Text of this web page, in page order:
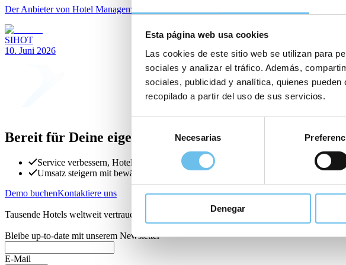
Esta página web usa cookies
Las cookies de este sitio web se utilizan para
sociales y analizar el tráfico. Además,
sociales, publicidad y analítica, quienes
recopilado a partir del uso de sus servicios.
consentimiento
Necesarias
Denegar
Der Anbieter von Hotel Management Software positioniert sich als Arbeitgeber und
SIHOT
10. Juni 2026
Bereit für Deine eigene Erfolgsgeschichte?
Service verbessern, Hotelprozesse vereinfachen
Umsatz steigern mit bewährter PMS-Software
Demo buchenKontaktiere uns
Tausende Hotels weltweit vertrauen uns
Bleibe up-to-date mit unserem Newsletter
E-Mail